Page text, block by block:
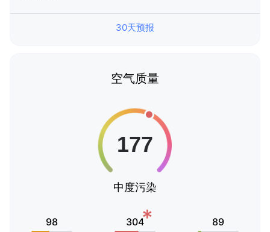
30天预报
空气质量
中度污染
98 304* 89